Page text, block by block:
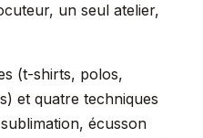
un seul atelier,
(t-shirts, polos,
et quatre techniques
écusson